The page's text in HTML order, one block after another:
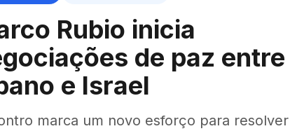
Rubio inicia
de paz entre
e Israel
marca um novo esforço para resolver